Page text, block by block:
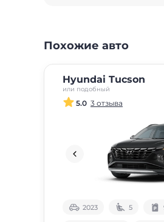
Похожие авто
Hyundai Tucson
или подобный
5.0 3 отзыва
2023 5